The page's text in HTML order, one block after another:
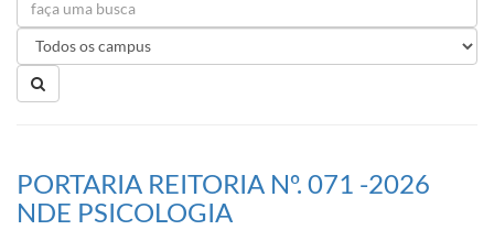
PORTARIA REITORIA Nº. 071 -2026
NDE PSICOLOGIA